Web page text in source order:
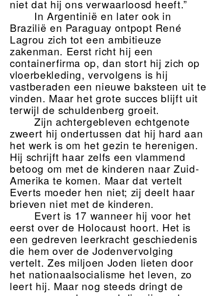
niet dat hij ons verwaarloosd heeft.”
In Argentinië en later ook in
Brazilië en Paraguay ontpopt René
Lagrou zich tot een ambitieuze
zakenman. Eerst richt hij een
containerfirma op, dan stort hij zich op
vloerbekleding, vervolgens is hij
vastberaden een nieuwe baksteen uit te
vinden. Maar het grote succes blijft uit
terwijl de schuldenberg groeit.
Zijn achtergebleven echtgenote
zweert hij ondertussen dat hij hard aan
het werk is om het gezin te herenigen.
Hij schrijft haar zelfs een vlammend
betoog om met de kinderen naar Zuid-
Amerika te komen. Maar dat vertelt
Everts moeder hen niet; zij deelt haar
brieven niet met de kinderen.
Evert is 17 wanneer hij voor het
eerst over de Holocaust hoort. Het is
een gedreven leerkracht geschiedenis
die hem over de Jodenvervolging
vertelt. Zes miljoen Joden lieten door
het nationaalsocialisme het leven, zo
leert hij. Maar nog steeds dringt de